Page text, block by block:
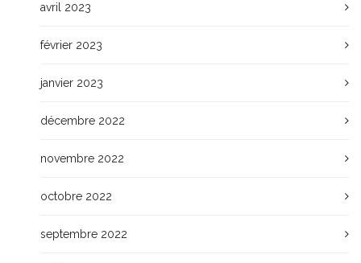
avril 2023
février 2023
janvier 2023
décembre 2022
novembre 2022
octobre 2022
septembre 2022